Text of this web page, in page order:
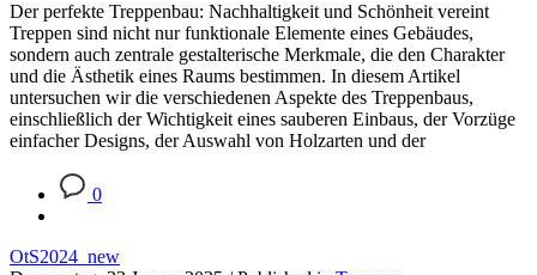
Der perfekte Treppenbau: Nachhaltigkeit und Schönheit vereint
Treppen sind nicht nur funktionale Elemente eines Gebäudes,
sondern auch zentrale gestalterische Merkmale, die den Charakter
und die Ästhetik eines Raums bestimmen. In diesem Artikel
untersuchen wir die verschiedenen Aspekte des Treppenbaus,
einschließlich der Wichtigkeit eines sauberen Einbaus, der Vorzüge
einfacher Designs, der Auswahl von Holzarten und der
0
OtS2024_new